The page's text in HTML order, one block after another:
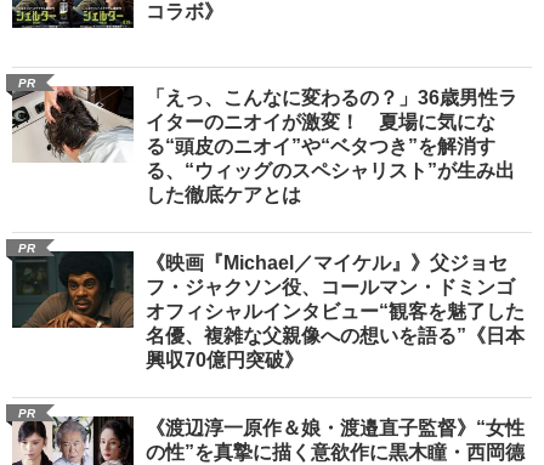
コラボ》
PR
「えっ、こんなに変わるの？」36歳男性ラ
イターのニオイが激変！ 夏場に気にな
る“頭皮のニオイ”や“ベタつき”を解消す
る、“ウィッグのスペシャリスト”が生み出
した徹底ケアとは
PR
《映画『Michael／マイケル』》父ジョセ
フ・ジャクソン役、コールマン・ドミンゴ
オフィシャルインタビュー“観客を魅了した
名優、複雑な父親像への想いを語る”《日本
興収70億円突破》
PR
《渡辺淳一原作＆娘・渡邉直子監督》“女性
の性”を真摯に描く意欲作に黒木瞳・西岡德